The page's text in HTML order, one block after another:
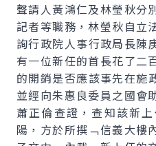
聲請人黃鴻仁及林瑩秋分
記者等職務，林瑩秋自立
詢行政院人事行政局長
有一位新任的首長花了二
的開銷是否應該事先在
並經向朱惠良委員之國會
蕭正倫查證，查知該新
陽，方於所撰﹁信義大樓